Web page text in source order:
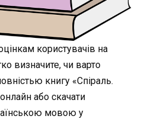
користувачів на
визначите, чи варто
книгу «Спіраль.
або скачати
мовою у